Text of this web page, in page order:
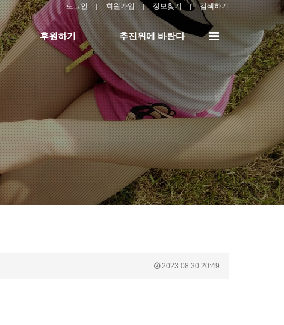
로그인 회원가입 정보찾기 검색하기
후원하기 추진위에 바란다
전
체
메
뉴
2023.08.30 20:49